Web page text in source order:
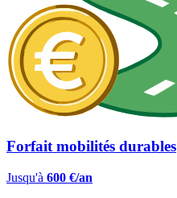
Forfait mobilités durables
Jusqu'à 600 €/an